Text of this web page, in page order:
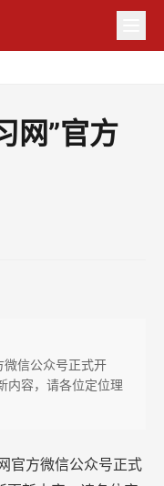
网”官方
信公众号正式开
内容，请各位定位理
官方微信公众号正式